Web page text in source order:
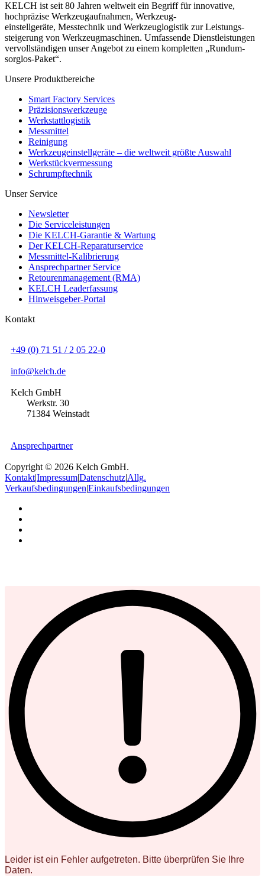
KELCH ist seit 80 Jahren weltweit ein Begriff für innovative,
hochpräzise Werkzeugaufnahmen, Werkzeug-
einstellgeräte, Messtechnik und Werkzeuglogistik zur Leistungs-
steigerung von Werkzeugmaschinen. Umfassende Dienstleistungen
vervollständigen unser Angebot zu einem kompletten „Rundum-
sorglos-Paket“.
Unsere Produktbereiche
Smart Factory Services
Präzisionswerkzeuge
Werkstattlogistik
Messmittel
Reinigung
Werkzeugeinstellgeräte – die weltweit größte Auswahl
Werkstückvermessung
Schrumpftechnik
Unser Service
Newsletter
Die Serviceleistungen
Die KELCH-Garantie & Wartung
Der KELCH-Reparaturservice
Messmittel-Kalibrierung
Ansprechpartner Service
Retourenmanagement (RMA)
KELCH Leaderfassung
Hinweisgeber-Portal
Kontakt
+49 (0) 71 51 / 2 05 22-0
info@kelch.de
Kelch GmbH
Werkstr. 30
71384 Weinstadt
Ansprechpartner
Copyright © 2026 Kelch GmbH.
Kontakt|Impressum|Datenschutz|Allg.
Verkaufsbedingungen|Einkaufsbedingungen
Leider ist ein Fehler aufgetreten. Bitte überprüfen Sie Ihre
Daten.